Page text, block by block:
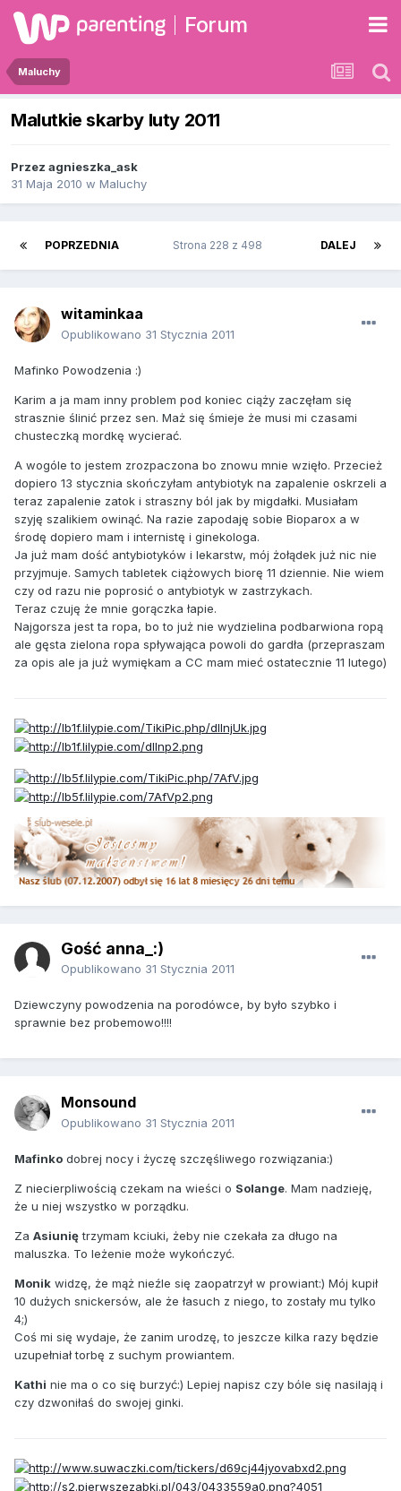
Forum
Maluchy
Malutkie skarby luty 2011
Przez agnieszka_ask
31 Maja 2010 w Maluchy
POPRZEDNIA DALEJ
Strona 228 z 498
witaminkaa
Opublikowano 31 Stycznia 2011
Mafinko Powodzenia :)
Karim a ja mam inny problem pod koniec ciąży zaczęłam się
strasznie ślinić przez sen. Maż się śmieje że musi mi czasami
chusteczką mordkę wycierać.
A wogóle to jestem zrozpaczona bo znowu mnie wzięło. Przecież
dopiero 13 stycznia skończyłam antybiotyk na zapalenie oskrzeli a
teraz zapalenie zatok i straszny ból jak by migdałki. Musiałam
szyję szalikiem owinąć. Na razie zapodaję sobie Bioparox a w
środę dopiero mam i internistę i ginekologa.
Ja już mam dość antybiotyków i lekarstw, mój żołądek już nic nie
przyjmuje. Samych tabletek ciążowych biorę 11 dziennie. Nie wiem
czy od razu nie poprosić o antybiotyk w zastrzykach.
Teraz czuję że mnie gorączka łapie.
Najgorsza jest ta ropa, bo to już nie wydzielina podbarwiona ropą
ale gęsta zielona ropa spływająca powoli do gardła (przepraszam
za opis ale ja już wymiękam a CC mam mieć ostatecznie 11 lutego)
Gość anna_:)
Opublikowano 31 Stycznia 2011
Dziewczyny powodzenia na porodówce, by było szybko i
sprawnie bez probemowo!!!!
Monsound
Opublikowano 31 Stycznia 2011
Mafinko dobrej nocy i życzę szczęśliwego rozwiązania:)
Z niecierpliwością czekam na wieści o Solange. Mam nadzieję,
że u niej wszystko w porządku.
Za Asiuniętrzymam kciuki, żeby nie czekała za długo na
maluszka. To leżenie może wykończyć.
Monik widzę, że mąż nieźle się zaopatrzył w prowiant:) Mój kupił
10 dużych snickersów, ale że łasuch z niego, to zostały mu tylko
4;)
Coś mi się wydaje, że zanim urodzę, to jeszcze kilka razy będzie
uzupełniał torbę z suchym prowiantem.
Kathi nie ma o co się burzyć:) Lepiej napisz czy bóle się nasilają i
czy dzwoniłaś do swojej ginki.